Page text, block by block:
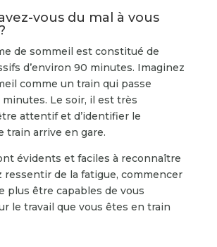
vous du mal à vous
de sommeil est constitué de
d’environ 90 minutes. Imaginez
comme un train qui passe
Le soir, il est très
attentif et d’identifier le
train arrive en gare.
évidents et faciles à reconnaître
ressentir de la fatigue, commencer
plus être capables de vous
le travail que vous êtes en train